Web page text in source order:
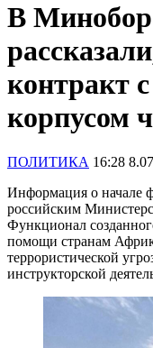
В
контракт
корпусом
ПОЛИТИКА 16:28
Информация о начале
российским
Функционал
помощи странам
террористической
инструкторской